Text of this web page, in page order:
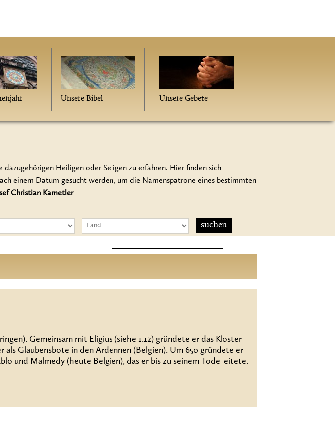
Unsere Bibel Unsere Gebete
Heiligen oder Seligen zu erfahren. Hier finden sich
einem Datum gesucht werden, um die Namenspatrone eines bestimmten
Christian Kametler
Gemeinsam mit Eligius (siehe 1.12) gründete er das Kloster
als Glaubensbote in den Ardennen (Belgien). Um 650 gründete er
und Malmedy (heute Belgien), das er bis zu seinem Tode leitete.